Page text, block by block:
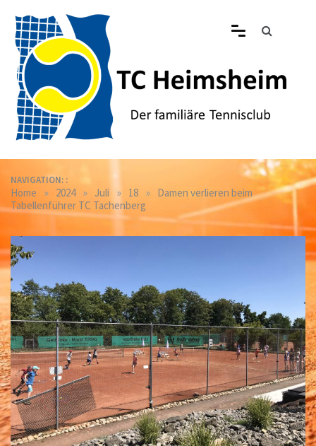
content
Tennisclub Heimsheim
NAVIGATION: :
Home » 2024 » Juli » 18 » Damen verlieren beim
Tabellenführer TC Tachenberg